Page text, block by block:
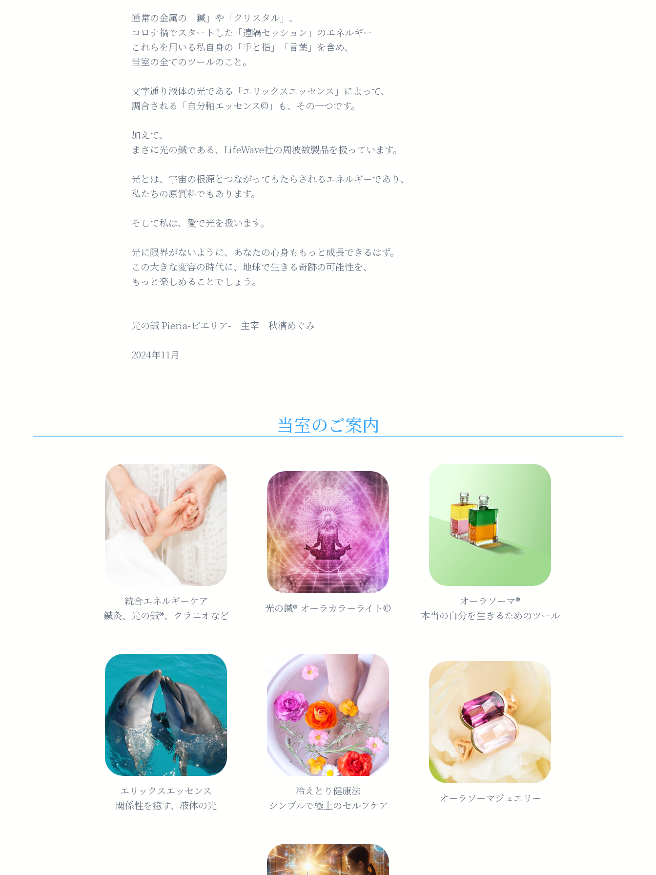
通常の金属の「鍼」や「クリスタル」、
コロナ禍でスタートした「遠隔セッション」のエネルギー
これらを用いる私自身の「手と指」「言葉」を含め、
当室の全てのツールのこと。
文字通り液体の光である「エリックスエッセンス」によって、
調合される「自分軸エッセンス©︎」も、その一つです。
加えて、
まさに光の鍼である、LifeWave社の周波数製品を扱っています。
光とは、宇宙の根源とつながってもたらされるエネルギーであり、
私たちの原質料でもあります。
そして私は、愛で光を扱います。
光に限界がないように、あなたの心身ももっと成長できるはず。
この大きな変容の時代に、地球で生きる奇跡の可能性を、
もっと楽しめることでしょう。
光の鍼 Pieria-ピエリア- 主宰 秋濱めぐみ
2024年11月
当室のご案内
統合エネルギーケア
鍼灸、光の鍼®︎、クラニオなど
光の鍼®️ オーラカラーライト©︎
オーラソーマ®️
本当の自分を生きるためのツール
エリックスエッセンス
関係性を癒す、液体の光
冷えとり健康法
シンプルで極上のセルフケア
オーラソーマジュエリー